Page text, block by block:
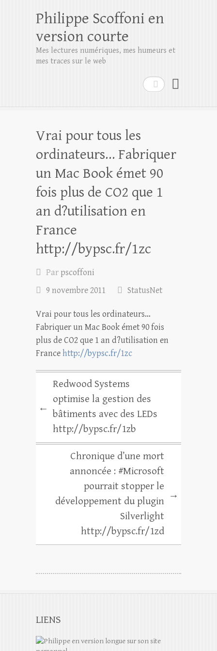
Rechercher
Philippe Scoffoni en
version courte
Mes lectures numériques, mes humeurs et
mes traces sur le web
Vrai pour tous les
ordinateurs… Fabriquer
un Mac Book émet 90
fois plus de CO2 que 1
an d?utilisation en
France
http://bypsc.fr/1zc
Par pscoffoni
9 novembre 2011
StatusNet
Vrai pour tous les ordinateurs…
Fabriquer un Mac Book émet 90 fois
plus de CO2 que 1 an d?utilisation en
Francehttp://bypsc.fr/1zc
←
Redwood Systems
optimise la gestion des
bâtiments avec des LEDs
http://bypsc.fr/1zb
Chronique d’une mort
annoncée : #Microsoft
pourrait stopper le
développement du plugin
Silverlight
http://bypsc.fr/1zd
→
LIENS